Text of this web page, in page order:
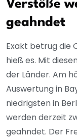
Verstöße
geahndet
Exakt betrug die
hieß es. Mit
der Länder. Am
Auswertung in
niedrigsten in
werden derzeit
geahndet. Der